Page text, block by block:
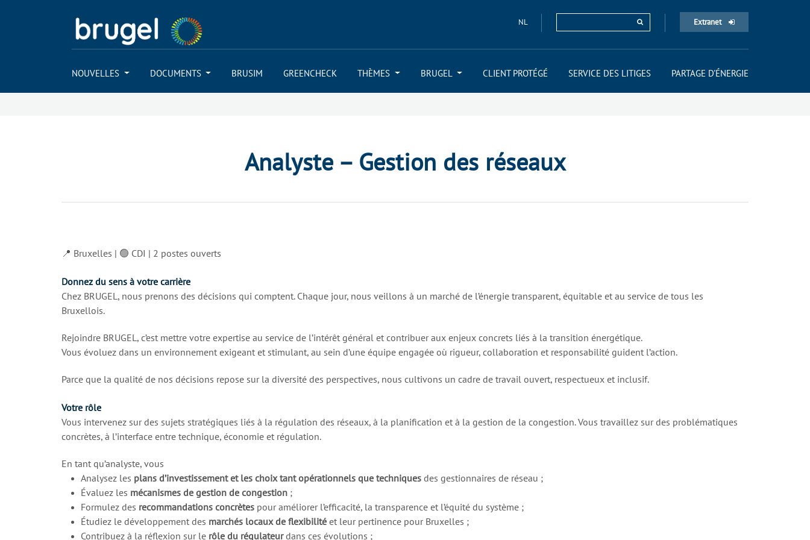
NL Extranet
NOUVELLES DOCUMENTS BRUSIM GREENCHECK THÈMES BRUGEL CLIENT PROTÉGÉ SERVICE DES LITIGES PARTAGE D'ÉNERGIE
Analyste – Gestion des réseaux
📍 Bruxelles | 🟢 CDI | 2 postes ouverts
Donnez du sens à votre carrière
Chez BRUGEL, nous prenons des décisions qui comptent. Chaque jour, nous veillons à un marché de l’énergie transparent, équitable et au service de tous les
Bruxellois.
Rejoindre BRUGEL, c’est mettre votre expertise au service de l’intérêt général et contribuer aux enjeux concrets liés à la transition énergétique.
Vous évoluez dans un environnement exigeant et stimulant, au sein d’une équipe engagée où rigueur, collaboration et responsabilité guident l’action.
Parce que la qualité de nos décisions repose sur la diversité des perspectives, nous cultivons un cadre de travail ouvert, respectueux et inclusif.
Votre rôle
Vous intervenez sur des sujets stratégiques liés à la régulation des réseaux, à la planification et à la gestion de la congestion. Vous travaillez sur des problématiques
concrètes, à l’interface entre technique, économie et régulation.
En tant qu’analyste, vous
Analysez les plans d’investissement et les choix tant opérationnels que techniques des gestionnaires de réseau ;
Évaluez les mécanismes de gestion de congestion ;
Formulez des recommandations concrètes pour améliorer l’efficacité, la transparence et l’équité du système ;
Étudiez le développement des marchés locaux de flexibilité et leur pertinence pour Bruxelles ;
Contribuez à la réflexion sur le rôle du régulateurdans ces évolutions ;